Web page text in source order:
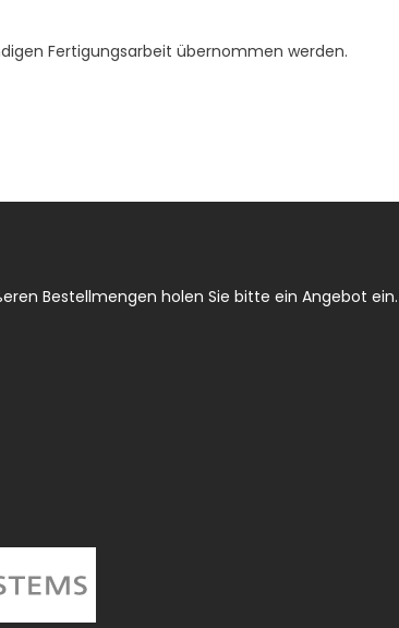
Fertigungsarbeit übernommen werden.
Bestellmengen holen Sie bitte ein Angebot ein.